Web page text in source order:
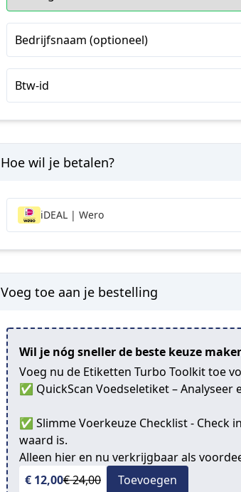
Bedrijfsnaam (optioneel)
Btw-id
Hoe wil je betalen?
iDEAL | Wero
Voeg toe aan je bestelling
Wil je nóg sneller de beste keuze
Voeg nu de Etiketten Turbo Toolkit toe
✅ QuickScan Voedseletiket –
✅ Slimme Voerkeuze Checklist - Check
waard is.
Alleen hier en nu verkrijgbaar als
€ 12,00€ 24,00 Toevoegen